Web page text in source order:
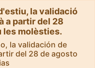
la validació
a partir del 28
les molèsties.
la validación de
del 28 de agosto